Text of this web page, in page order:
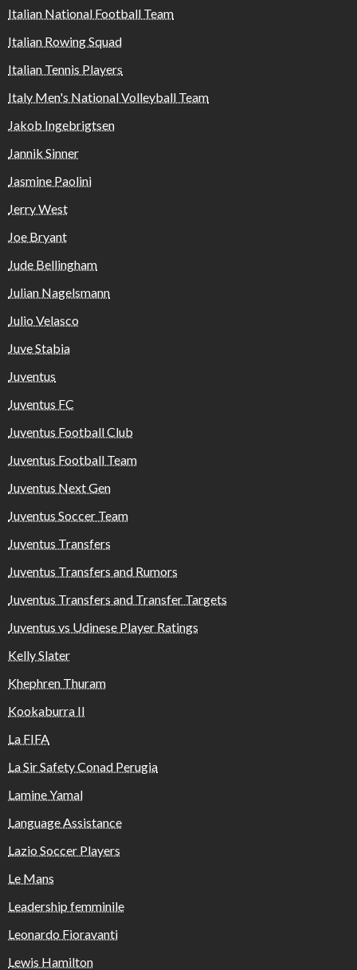
Italian National Football Team
Italian Rowing Squad
Italian Tennis Players
Italy Men's National Volleyball Team
Jakob Ingebrigtsen
Jannik Sinner
Jasmine Paolini
Jerry West
Joe Bryant
Jude Bellingham
Julian Nagelsmann
Julio Velasco
Juve Stabia
Juventus
Juventus FC
Juventus Football Club
Juventus Football Team
Juventus Next Gen
Juventus Soccer Team
Juventus Transfers
Juventus Transfers and Rumors
Juventus Transfers and Transfer Targets
Juventus vs Udinese Player Ratings
Kelly Slater
Khephren Thuram
Kookaburra II
La FIFA
La Sir Safety Conad Perugia
Lamine Yamal
Language Assistance
Lazio Soccer Players
Le Mans
Leadership femminile
Leonardo Fioravanti
Lewis Hamilton